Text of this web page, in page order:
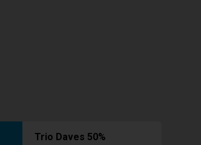
Trio Daves 50%